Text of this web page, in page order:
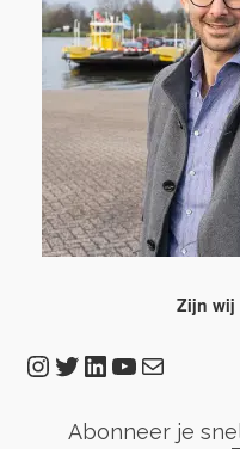
Zijn wij
Instagram
Twitter
LinkedIn
YouTube
E-mail
Abonneer je